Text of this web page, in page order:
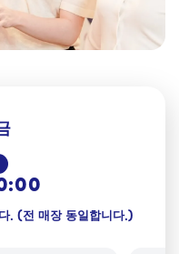
. (전 매장 동일합니다.)